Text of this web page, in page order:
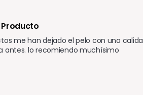
me han dejado el pelo con una
antes. lo recomiendo muchísimo